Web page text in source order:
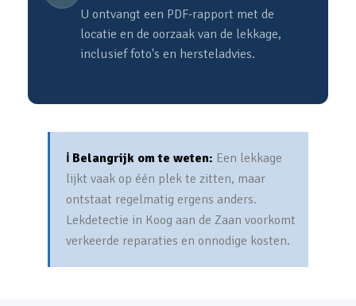
U ontvangt een PDF-rapport met de
locatie en de oorzaak van de lekkage,
inclusief foto's en hersteladvies.
ℹ️ Belangrijk om te weten: Een lekkage
lijkt vaak op één plek te zitten, maar
ontstaat regelmatig ergens anders.
Lekdetectie in Koog aan de Zaan voorkomt
verkeerde reparaties en onnodige kosten.